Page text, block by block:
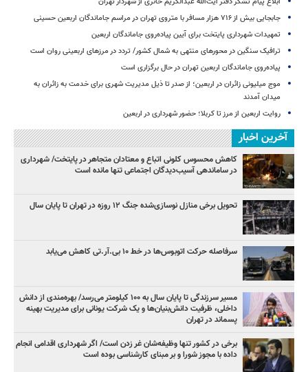
جابجایی بیش از ۷۱۶ هزار مسافر با متروی تهران در مراسم جاماندگان اربعین حسینی
تمهیدات شهرداری پایتخت برای آیین پیاده‌روی جاماندگان اربعین
ترافیک سنگین در محورهای منتهی به شمال کشور/ تردد در مرزهای اربعینی روان است
پیاده‌روی جاماندگان اربعین تهران در حال برگزاری است
موج میلیونی زائران در اربعین؛ از صدر تا ذیل مدیریت شهری برای خدمت به زائران به
میدان آمدند
روایت اربعین از مرز تا کربلا؛ حضور شهرداری در اربعین
آخرین اخبار
کاهش محسوس کلونی اتباع و معتادان متجاهر در پایتخت/ شهرداری
در ساماندهی آسیب‌دیدگان اجتماعی تنها مانده است
تحویل برخی منازل نوسازی‌شده جنگ ۱۲ روزه در تهران تا پایان سال
سرفاصله حرکت اتوبوس‌ها در خط ۱۰ بی‌.آر.تی کاهش می‌یابد
مسیر سرزندگی تا پایان سال به ۱۰۰ کیلومتر می‌رسد/ بهره‌مندی از دانش
داخلی، ظرفیت دانش‌بنیان‌ها و یک شرکت یونانی برای مدیریت بهینه
پسماند در تهران
برخی در کشور تنها وظیفه‌شان غر زدن است/ اگر شهرداری اقدامی انجام
داده با مجوز شورا و بر مبنای کارشناسی بوده است